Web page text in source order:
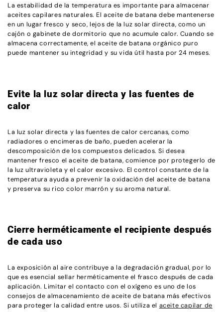
La estabilidad de la temperatura es importante para almacenar
aceites capilares naturales. El aceite de batana debe mantenerse
en un lugar fresco y seco, lejos de la luz solar directa, como un
cajón o gabinete de dormitorio que no acumule calor. Cuando se
almacena correctamente, el aceite de batana orgánico puro
puede mantener su integridad y su vida útil hasta por 24 meses.
Evite la luz solar directa y las fuentes de
calor
La luz solar directa y las fuentes de calor cercanas, como
radiadores o encimeras de baño, pueden acelerar la
descomposición de los compuestos delicados. Si desea
mantener fresco el aceite de batana, comience por protegerlo de
la luz ultravioleta y el calor excesivo. El control constante de la
temperatura ayuda a prevenir la oxidación del aceite de batana
y preserva su rico color marrón y su aroma natural.
Cierre herméticamente el recipiente después
de cada uso
La exposición al aire contribuye a la degradación gradual, por lo
que es esencial sellar herméticamente el frasco después de cada
aplicación. Limitar el contacto con el oxígeno es uno de los
consejos de almacenamiento de aceite de batana más efectivos
para proteger la calidad entre usos. Si utiliza el aceite capilar de